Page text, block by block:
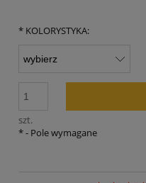
* KOLORYSTYKA:
szt.
*- Pole wymagane